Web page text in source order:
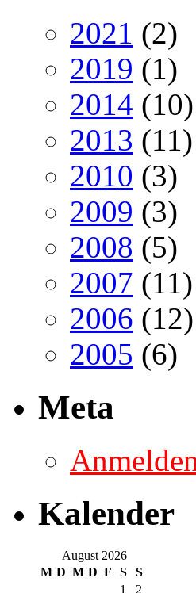
2021 (2)
2019 (1)
2014 (10)
2013 (11)
2010 (3)
2009 (3)
2008 (5)
2007 (11)
2006 (12)
2005 (6)
Meta
Kalender
August 2026
M D M D F S
S
1
2